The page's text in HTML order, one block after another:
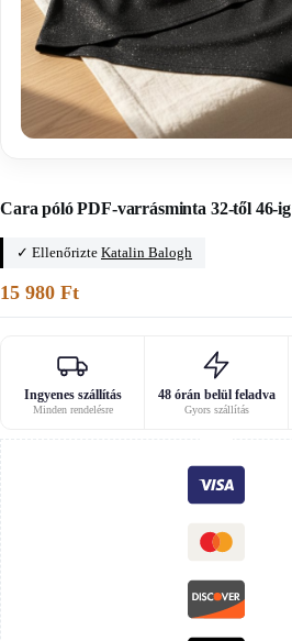
Cara póló PDF-varrásminta 32-től 46-ig
✓ Ellenőrizte Katalin Balogh
15 980 Ft
Ingyenes szállítás
Minden rendelésre
48 órán belül feladva
Gyors szállítás